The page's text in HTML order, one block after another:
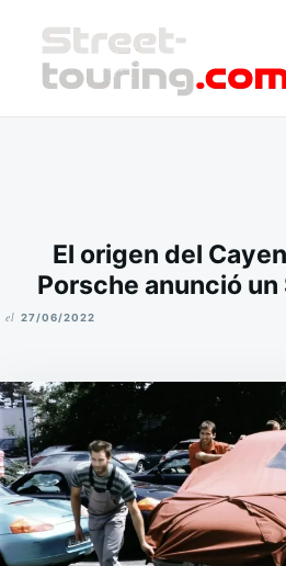
contenido
El origen del
Porsche anunció un
E
el 27/06/2022